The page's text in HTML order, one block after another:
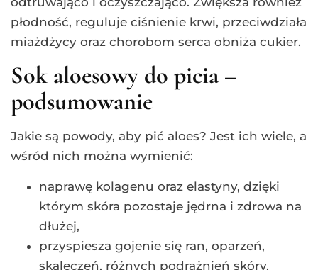
płodność, reguluje ciśnienie krwi, przeciwdziała
miażdżycy oraz chorobom serca obniża cukier.
Sok aloesowy do picia –
podsumowanie
Jakie są powody, aby pić aloes? Jest ich wiele, a
wśród nich można wymienić:
naprawę kolagenu oraz elastyny, dzięki
którym skóra pozostaje jędrna i zdrowa na
dłużej,
przyspiesza gojenie się ran, oparzeń,
skaleczeń, różnych podrażnień skóry,